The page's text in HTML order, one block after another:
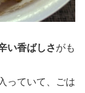
い香ばしさがも
っていて、ごは